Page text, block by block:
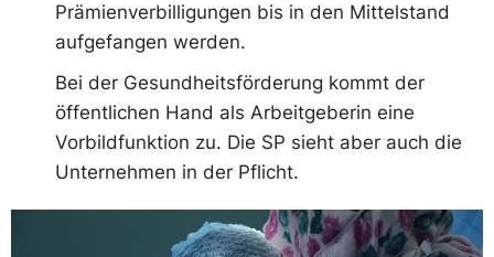
Prämienverbilligungen bis in den Mittelstand
aufgefangen werden.
Bei der Gesundheitsförderung kommt der
öffentlichen Hand als Arbeitgeberin eine
Vorbildfunktion zu. Die SP sieht aber auch die
Unternehmen in der Pflicht.